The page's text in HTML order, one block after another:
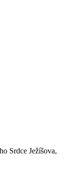
Srdce Ježíšova,